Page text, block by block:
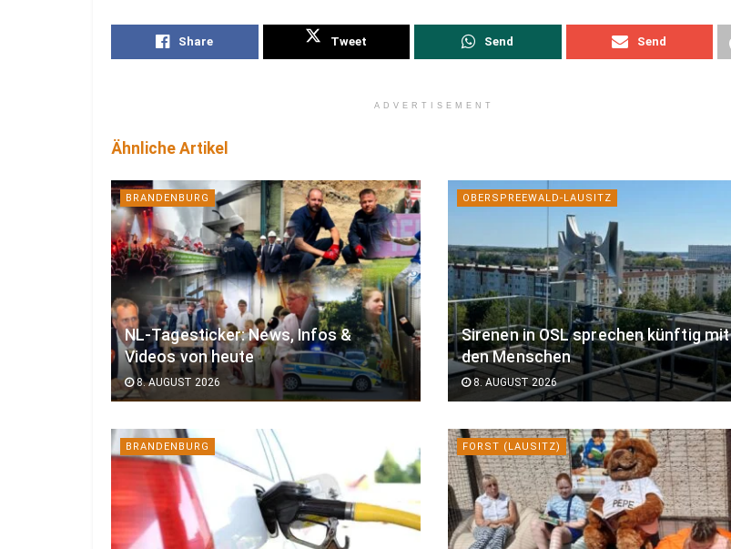
Share Tweet Send Send
ADVERTISEMENT
Ähnliche Artikel
BRANDENBURG
NL-Tagesticker: News, Infos &
Videos von heute
8. AUGUST 2026
OBERSPREEWALD-LAUSITZ
Sirenen in OSL sprechen künftig mit
den Menschen
8. AUGUST 2026
BRANDENBURG FORST (LAUSITZ)